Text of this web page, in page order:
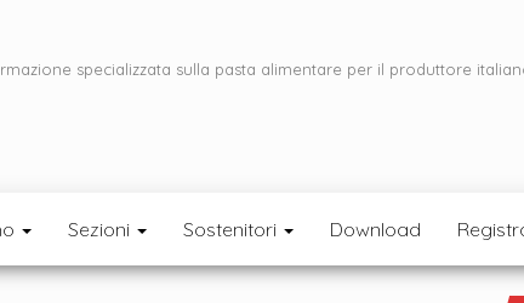
specializzata sulla pasta alimentare per il produttore
Sezioni Sostenitori Download